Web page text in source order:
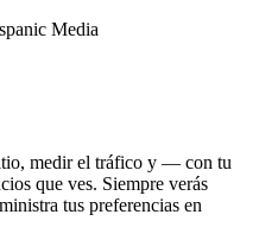
Media
medir el tráfico y — con tu
que ves. Siempre verás
tus preferencias en